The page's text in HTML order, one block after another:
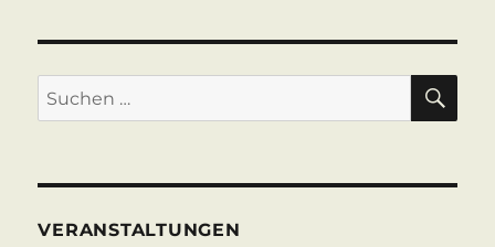
Suche
nach:
VERANSTALTUNGEN